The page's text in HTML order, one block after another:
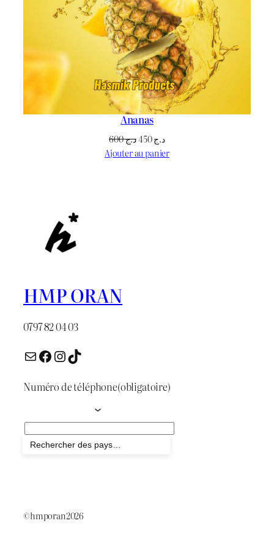
Ananas
د.ج600
Le
prix
د.ج450
Le
prix
Ajouter au panier
HMP ORAN
0797 82 04 03
E-mail Facebook InstagramTikTok
Numéro de téléphone(obligatoire)
Envoyer
©hmporan2026